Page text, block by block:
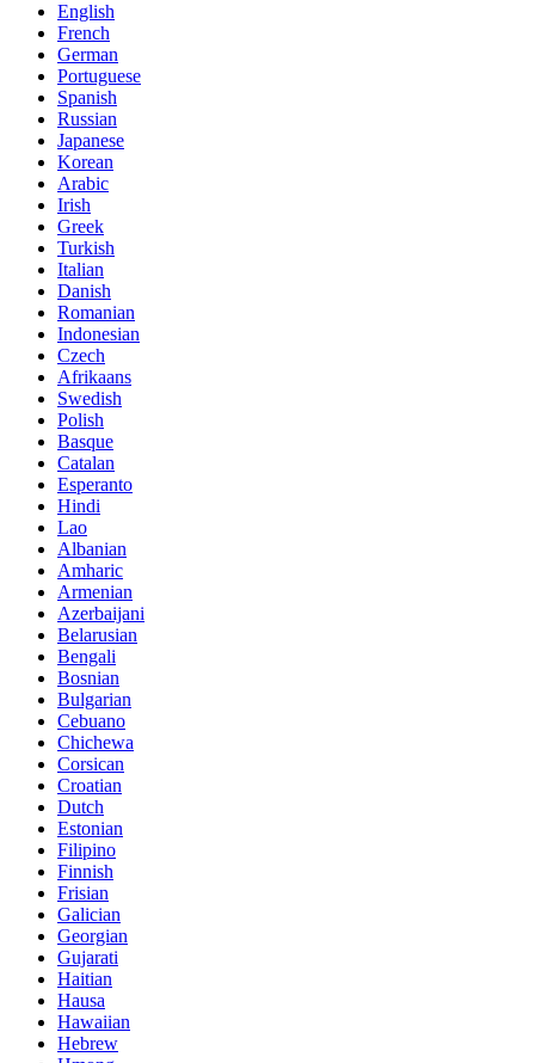
English
French
German
Portuguese
Spanish
Russian
Japanese
Korean
Arabic
Irish
Greek
Turkish
Italian
Danish
Romanian
Indonesian
Czech
Afrikaans
Swedish
Polish
Basque
Catalan
Esperanto
Hindi
Lao
Albanian
Amharic
Armenian
Azerbaijani
Belarusian
Bengali
Bosnian
Bulgarian
Cebuano
Chichewa
Corsican
Croatian
Dutch
Estonian
Filipino
Finnish
Frisian
Galician
Georgian
Gujarati
Haitian
Hausa
Hawaiian
Hebrew